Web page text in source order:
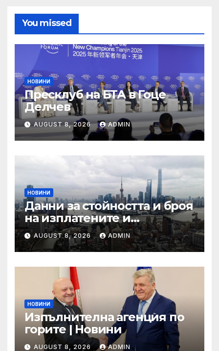
You missed
НОВИНИ
Пресклуб на БТА в Гоце
Делчев
AUGUST 8, 2026 ADMIN
НОВИНИ
Данни за стойността и броя
на изплатените и
предявени претенции по
застраховка „Гражданска
отговорност” на
автомобилистите,
включително по рискови
групи, към 31.12.2024 г.
AUGUST 8, 2026 ADMIN
НОВИНИ
Изпълнителна агенция по
горите | Новини
AUGUST 8, 2026 ADMIN